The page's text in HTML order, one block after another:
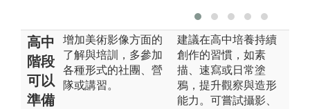
高中
階段
可以
準備
增加美術影像方面的
了解與培訓，多參加
各種形式的社團、營
隊或講習。
建議在高中培養持續
創作的習慣，如素
描、速寫或日常塗
鴉，提升觀察與造形
能力。可嘗試攝影、